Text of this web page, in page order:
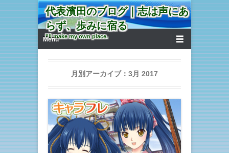
代表濱田のブログ｜志は声にあ
らず、歩みに宿る
I'll make my own place.
第1メニュー
コンテンツへ移動
Menu
月別アーカイブ： 3月 2017